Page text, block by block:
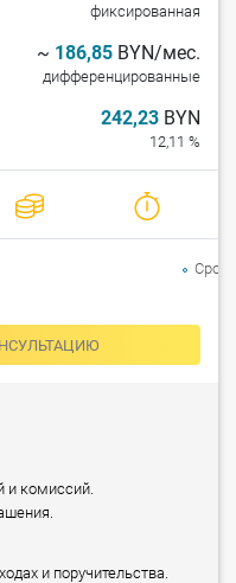
фиксированная
~ 186,85 BYN/мес.
дифференцированные
242,23 BYN
12,11 %
Срок
и комиссий.
и поручительства.